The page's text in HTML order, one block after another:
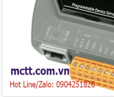
Mã giảm giá:
Ngày hết hạn:
Điều kiện: